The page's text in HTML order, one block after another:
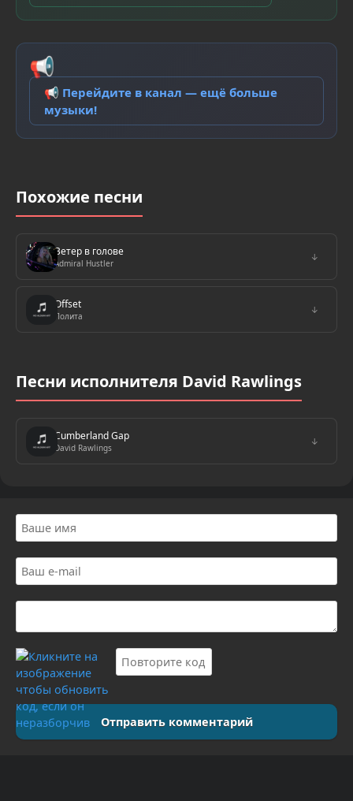
📢
📢 Перейдите в канал — ещё больше
музыки!
Похожие песни
Ветер в голове
Admiral Hustler
↓
Offset
Лолита
↓
Песни исполнителя David Rawlings
Cumberland Gap
David Rawlings
↓
Отправить комментарий